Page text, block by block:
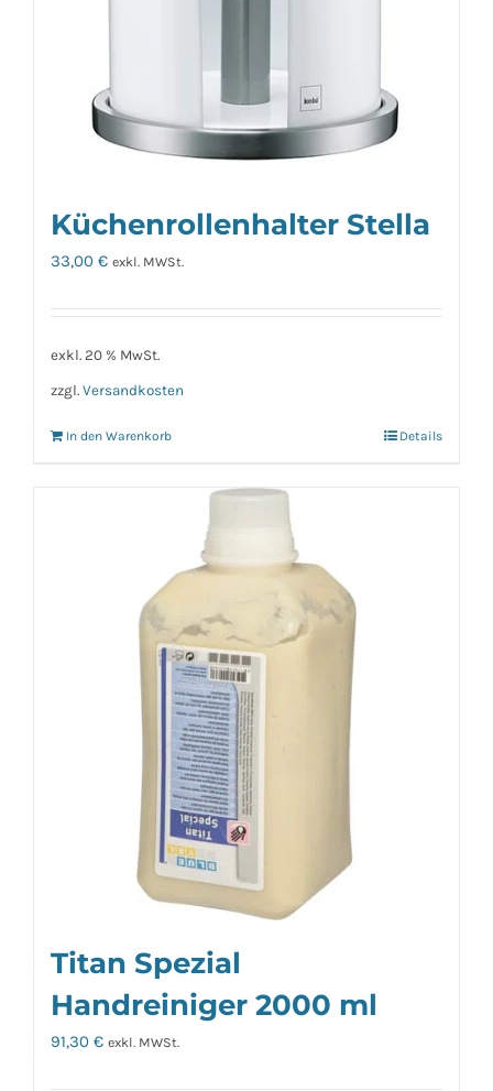
Küchenrollenhalter Stella
33,00 € exkl. MWSt.
exkl. 20 % MwSt.
zzgl. Versandkosten
In den Warenkorb Details
Titan Spezial
Handreiniger 2000 ml
91,30 € exkl. MWSt.